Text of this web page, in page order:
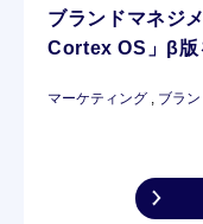
ブランドマネジ
Cortex OS」β版
マーケティング ブラン